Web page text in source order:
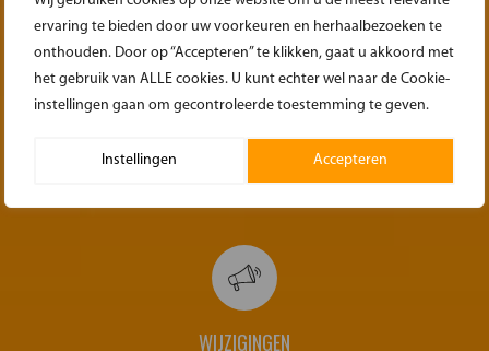
ervaring te bieden door uw voorkeuren en herhaalbezoeken te
onthouden. Door op “Accepteren” te klikken, gaat u akkoord met
het gebruik van ALLE cookies. U kunt echter wel naar de Cookie-
instellingen gaan om gecontroleerde toestemming te geven.
Instellingen Accepteren
OVER HET OPHALEN
Zorg dat bij het ophalen de materialen weer gedemonteerd/opgerold
klaar staan voor transport. Zoals het ook geleverd is.
WIJZIGINGEN